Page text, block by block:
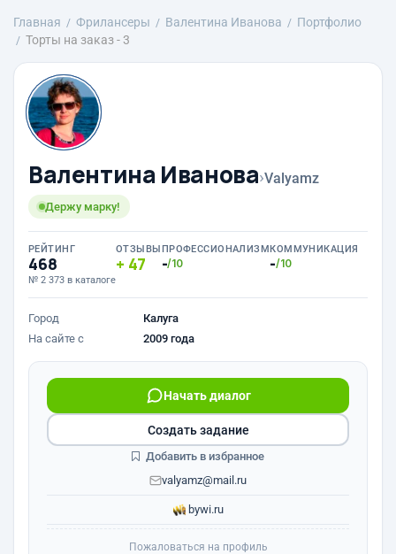
Главная Фрилансеры Валентина Иванова
Портфолио
Торты на заказ - 3
Валентина Иванова›Valyamz
Держу марку!
РЕЙТИНГ
468
№ 2 373 в каталоге
ОТЗЫВЫ
47
ПРОФЕССИОНАЛИЗМ
-/10
КОММУНИКАЦИЯ
-/10
Город
Калуга
На сайте с
2009 года
Начать диалог
valyamz@mail.ru
bywi.ru
Создать задание
Добавить в избранное
Пожаловаться на профиль